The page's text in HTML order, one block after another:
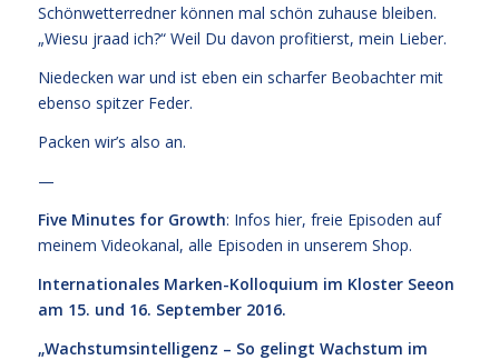
Schönwetterredner können mal schön zuhause bleiben.
„Wiesu jraad ich?“ Weil Du davon profitierst, mein Lieber.
Niedecken war und ist eben ein scharfer Beobachter mit
ebenso spitzer Feder.
Packen wir’s also an.
—
Five Minutes for Growth: Infos hier, freie Episoden auf
meinem Videokanal, alle Episoden in unserem Shop.
Internationales Marken-Kolloquium im Kloster Seeon
am 15. und 16. September 2016.
„Wachstumsintelligenz – So gelingt Wachstum im